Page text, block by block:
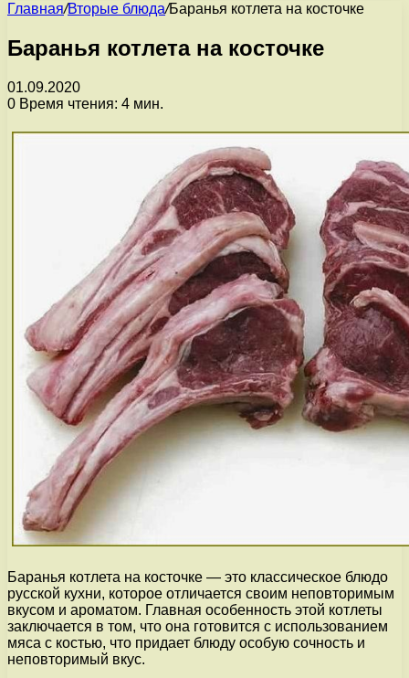
Главная/Вторые блюда/Баранья котлета на косточке
Баранья котлета на косточке
01.09.2020
0 Время чтения: 4 мин.
Баранья котлета на косточке — это классическое блюдо
русской кухни, которое отличается своим неповторимым
вкусом и ароматом. Главная особенность этой котлеты
заключается в том, что она готовится с использованием
мяса с костью, что придает блюду особую сочность и
неповторимый вкус.